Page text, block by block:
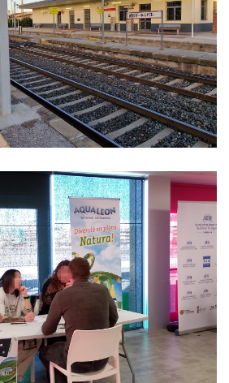
Urgentment
De Rodalies De
A La Comarca
Altres
Del Mercat Laboral
Penedès Primer
De 2024
Ocupació